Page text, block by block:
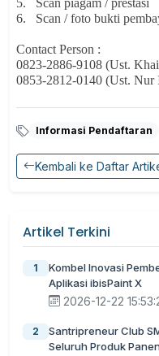
Scan / foto bukti
Contact Person :
0823-2886-9108 (Ust.
0853-2812-0140 (Ust. Nur
Informasi Pendaftaran
Kembali ke Daftar
Artikel Terkini
1
Kombel Inovasi
Aplikasi ibisPaint X
2026-12-22
2
Santripreneur Club
Seluruh Produk